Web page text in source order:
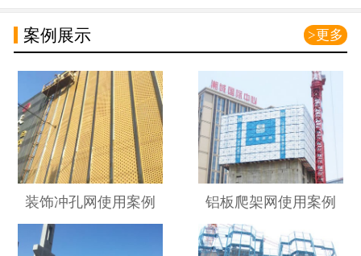
>更多
案例展示
装饰冲孔网使用案例 铝板爬架网使用案例